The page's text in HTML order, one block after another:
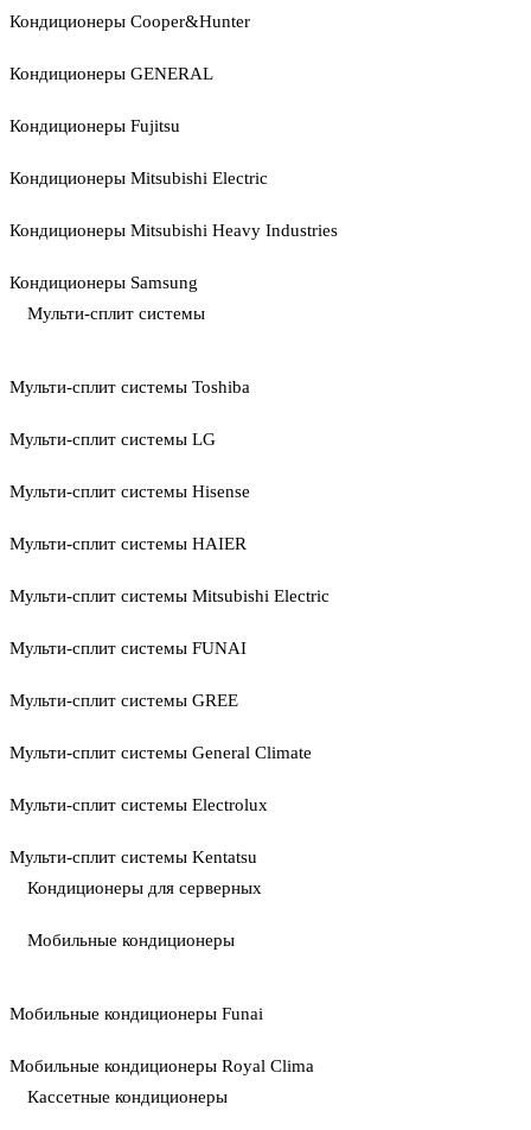
Кондиционеры Cooper&Hunter
Кондиционеры GENERAL
Кондиционеры Fujitsu
Кондиционеры Mitsubishi Electric
Кондиционеры Mitsubishi Heavy Industries
Кондиционеры Samsung
Мульти-сплит системы
Мульти-сплит системы Toshiba
Мульти-сплит системы LG
Мульти-сплит системы Hisense
Мульти-сплит системы HAIER
Мульти-сплит системы Mitsubishi Electric
Мульти-сплит системы FUNAI
Мульти-сплит системы GREE
Мульти-сплит системы General Climate
Мульти-сплит системы Electrolux
Мульти-сплит системы Kentatsu
Кондиционеры для серверных
Мобильные кондиционеры
Мобильные кондиционеры Funai
Мобильные кондиционеры Royal Clima
Кассетные кондиционеры